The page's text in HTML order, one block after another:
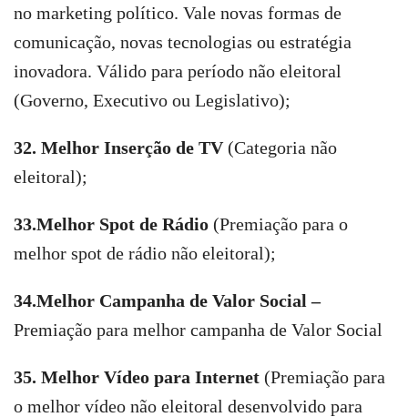
no marketing político. Vale novas formas de
comunicação, novas tecnologias ou estratégia
inovadora. Válido para período não eleitoral
(Governo, Executivo ou Legislativo);
32. Melhor Inserção de TV (Categoria não
eleitoral);
33.Melhor Spot de Rádio (Premiação para o
melhor spot de rádio não eleitoral);
34.Melhor Campanha de Valor Social –
Premiação para melhor campanha de Valor Social
35. Melhor Vídeo para Internet (Premiação para
o melhor vídeo não eleitoral desenvolvido para